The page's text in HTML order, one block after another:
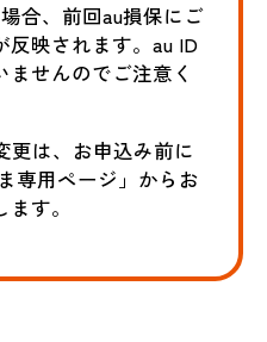
合、前回au損保にご
反映されます。au ID
せんのでご注意く
は、お申込み前に
専用ページ」からお
す。